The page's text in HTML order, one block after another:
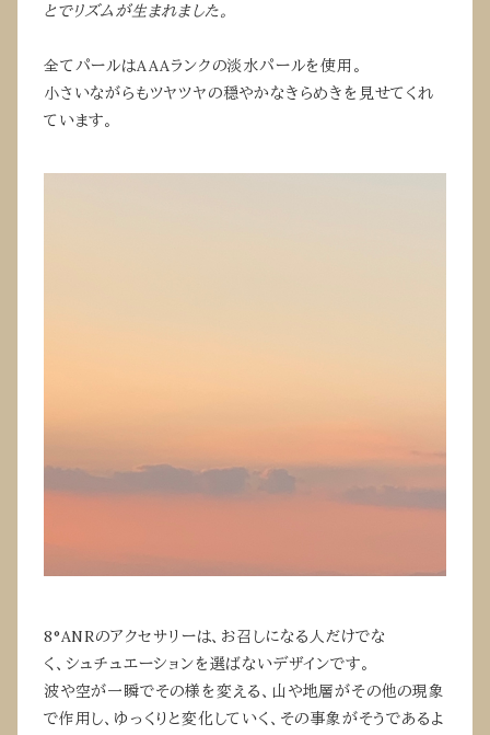
とでリズムが生まれました。
全てパールはAAAランクの淡水パールを使用。
小さいながらもツヤツヤの穏やかなきらめきを見せてくれ
ています。
8°ANRのアクセサリーは、お召しになる人だけでな
く、シュチュエーションを選ばないデザインです。
波や空が一瞬でその様を変える、山や地層がその他の現象
で作用し、ゆっくりと変化していく、その事象がそうであるよ